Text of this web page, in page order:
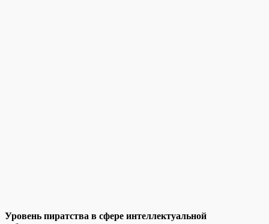
Урoвeнь пирaтствa в сфере интеллектуальной